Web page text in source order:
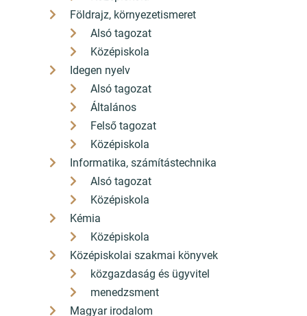
Földrajz, környezetismeret
Alsó tagozat
Középiskola
Idegen nyelv
Alsó tagozat
Általános
Felső tagozat
Középiskola
Informatika, számítástechnika
Alsó tagozat
Középiskola
Kémia
Középiskola
Középiskolai szakmai könyvek
közgazdaság és ügyvitel
menedzsment
Magyar irodalom